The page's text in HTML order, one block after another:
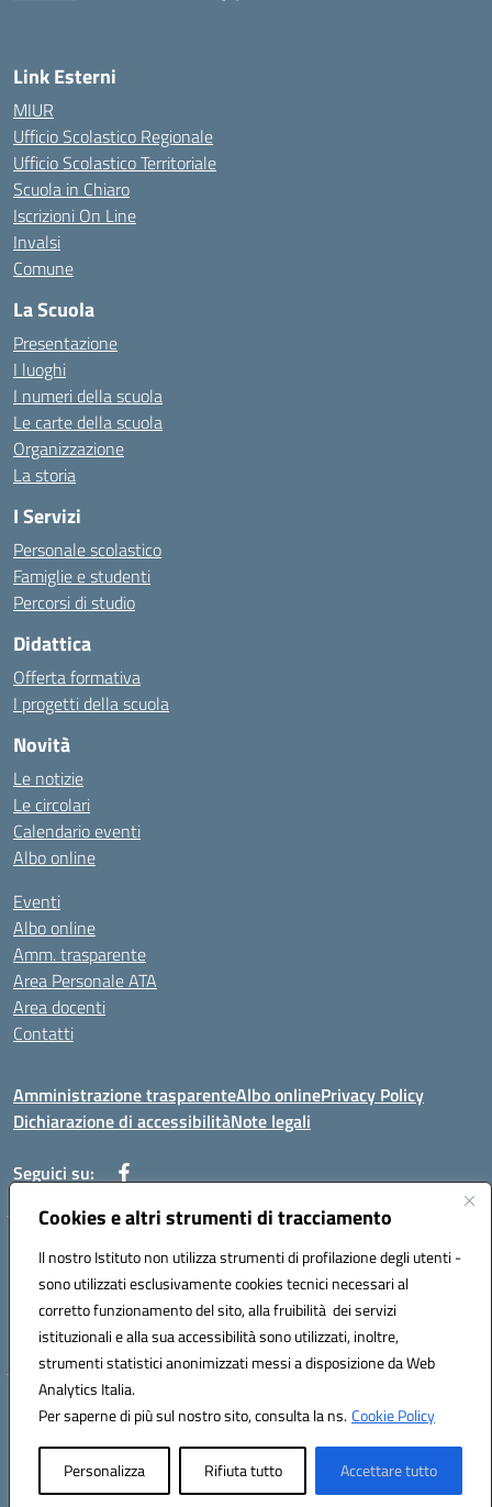
Cookies e altri strumenti di tracciamento
Il nostro Istituto non utilizza strumenti di profilazione degli utenti -
sono utilizzati esclusivamente cookies tecnici necessari al
corretto funzionamento del sito, alla fruibilità dei servizi
istituzionali e alla sua accessibilità sono utilizzati, inoltre,
strumenti statistici anonimizzati messi a disposizione da Web
Analytics Italia.
Per saperne di più sul nostro sito, consulta la ns.Cookie Policy
Personalizza Rifiuta tutto Accettare tutto
Link Esterni
MIUR
Ufficio Scolastico Regionale
Ufficio Scolastico Territoriale
Scuola in Chiaro
Iscrizioni On Line
Invalsi
Comune
La Scuola
Presentazione
I luoghi
I numeri della scuola
Le carte della scuola
Organizzazione
La storia
I Servizi
Personale scolastico
Famiglie e studenti
Percorsi di studio
Didattica
Offerta formativa
I progetti della scuola
Novità
Le notizie
Le circolari
Calendario eventi
Albo online
Eventi
Albo online
Amm. trasparente
Area Personale ATA
Area docenti
Contatti
Amministrazione trasparenteAlbo onlinePrivacy Policy
Dichiarazione di accessibilitàNote legali
Seguici su:
Indirizzo: VIA BRECCIAME, 46 - 81024 MADDALONI (CE)
Mail: CEIC8AU001@istruzione.it - Pec: CEIC8AU001@pec.istruzione.it -
Telefono: 0823408721
Meccanografico: CEIC8AU001
Codice fiscale: 93086080616
Hosting & Powered by 3D Solution S.r.l.
Concept & Design by Designers Italia